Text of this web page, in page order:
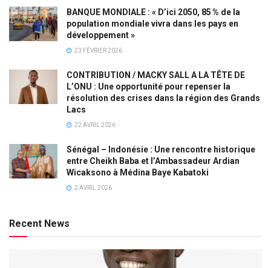
BANQUE MONDIALE : « D’ici 2050, 85 % de la
population mondiale vivra dans les pays en
développement »
23 FÉVRIER 2026
CONTRIBUTION / MACKY SALL A LA TÊTE DE
L’ONU : Une opportunité pour repenser la
résolution des crises dans la région des Grands
Lacs
22 AVRIL 2026
Sénégal – Indonésie : Une rencontre historique
entre Cheikh Baba et l’Ambassadeur Ardian
Wicaksono à Médina Baye Kabatoki
2 AVRIL 2026
Recent News